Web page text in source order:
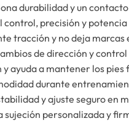
durabilidad y un
control, precisión y
tracción y no deja
de dirección y
ayuda a mantener los
durante
y ajuste seguro en
sujeción personalizada y